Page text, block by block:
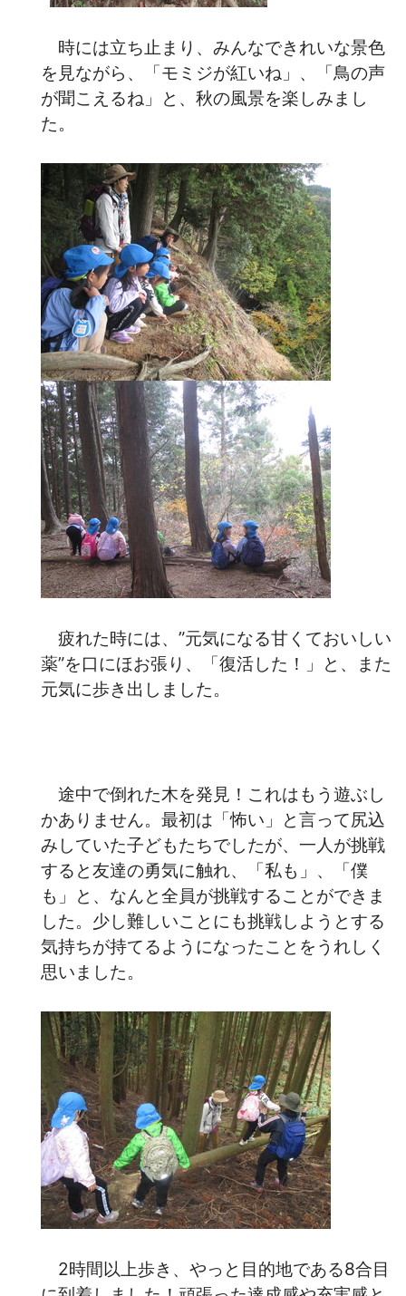
時には立ち止まり、みんなできれいな景色
を見ながら、「モミジが紅いね」、「鳥の声
が聞こえるね」と、秋の風景を楽しみまし
た。
疲れた時には、”元気になる甘くておいしい
薬”を口にほお張り、「復活した！」と、また
元気に歩き出しました。
途中で倒れた木を発見！これはもう遊ぶし
かありません。最初は「怖い」と言って尻込
みしていた子どもたちでしたが、一人が挑戦
すると友達の勇気に触れ、「私も」、「僕
も」と、なんと全員が挑戦することができま
した。少し難しいことにも挑戦しようとする
気持ちが持てるようになったことをうれしく
思いました。
2時間以上歩き、やっと目的地である8合目